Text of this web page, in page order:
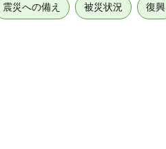
震災への備え 被災状況 復興